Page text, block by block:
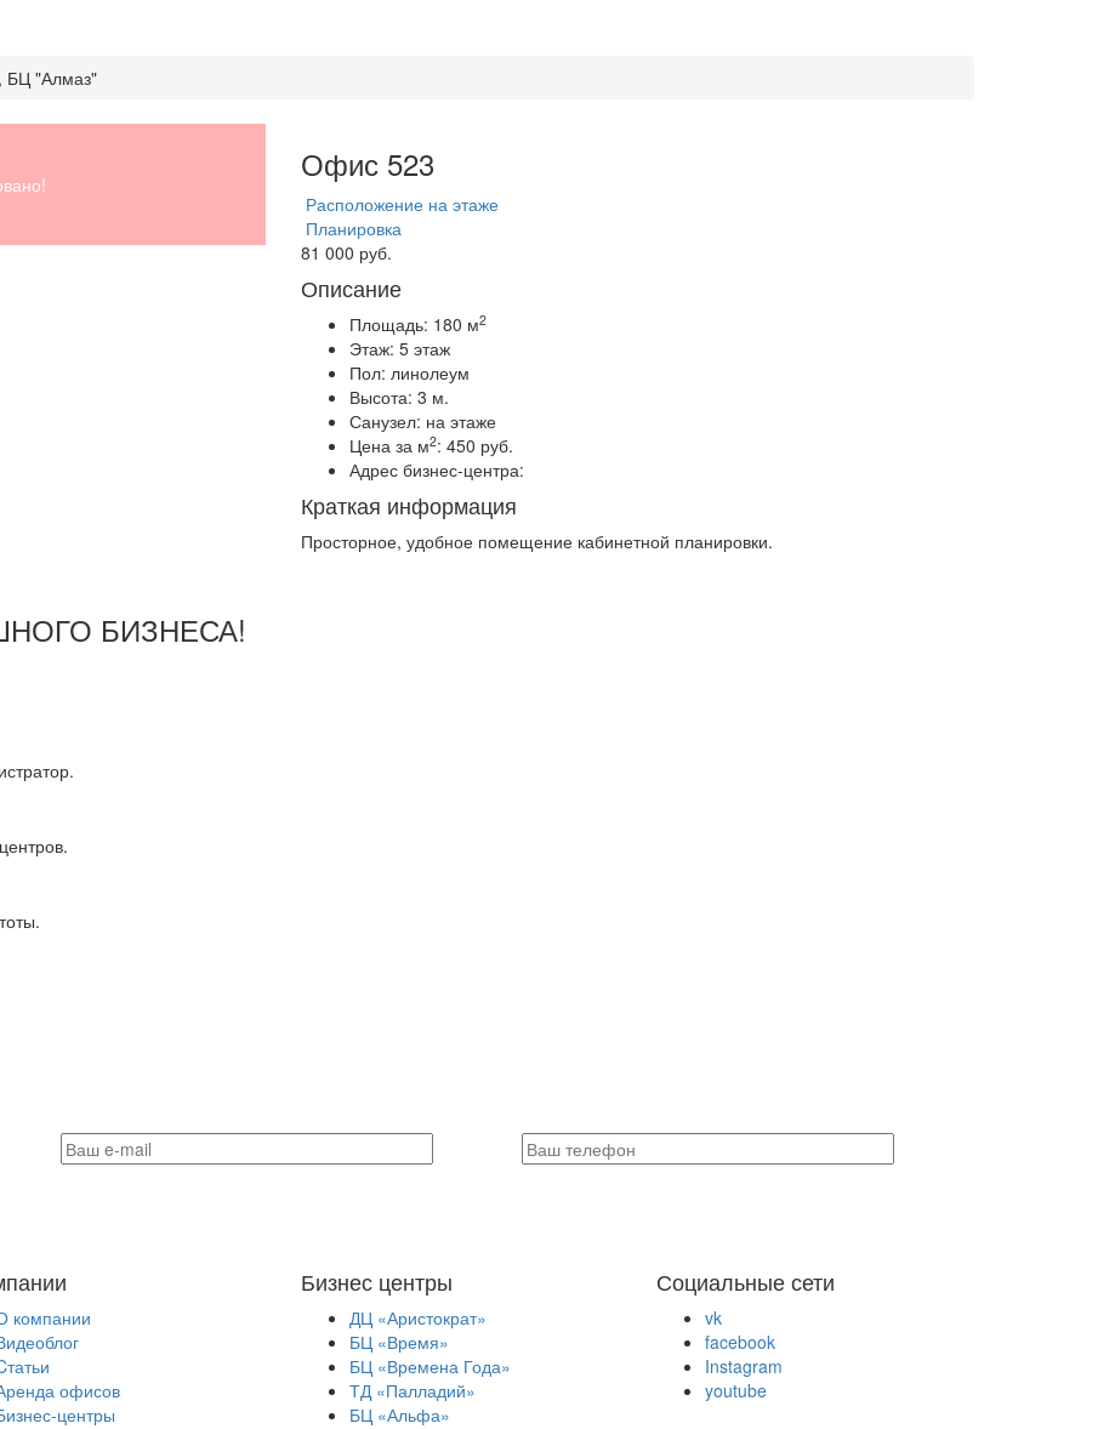
БЦ "Алмаз"
Офис 523
Расположение на этаже
Планировка
81 000 руб.
Описание
Площадь: 180 м2
Этаж: 5 этаж
Пол: линолеум
Высота: 3 м.
Санузел: на этаже
Цена за м2: 450 руб.
Адрес бизнес-центра:
Краткая информация
Просторное, удобное помещение кабинетной планировки.
БИЗНЕСА!
компании
офисов
центры
Бизнес центры
ДЦ «Аристократ»
БЦ «Время»
БЦ «Времена Года»
ТД «Палладий»
БЦ «Альфа»
Социальные сети
vk
facebook
Instagram
youtube